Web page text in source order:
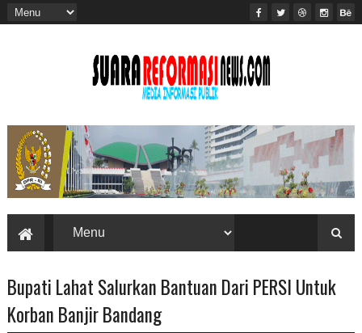
Bupati Lahat Salurkan Bantuan Dari PERSI Untuk
Korban Banjir Bandang